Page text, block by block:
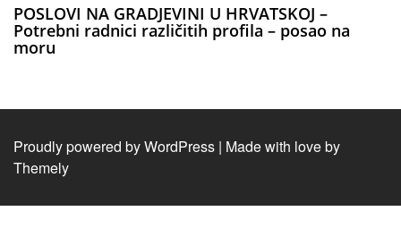
POSLOVI NA GRADJEVINI U HRVATSKOJ –
Potrebni radnici različitih profila – posao na
moru
Proudly powered by WordPress | Made with love by
Themely